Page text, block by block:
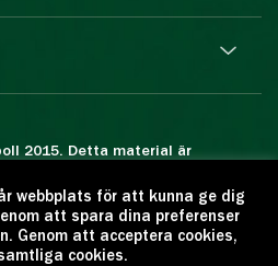
2015. Detta material är
kopiering är förbjuden.
men ange källan:
Ansvarig utgivare:
webbplats för att kunna ge dig
att spara dina preferenser
Genom att acceptera cookies,
cookies.